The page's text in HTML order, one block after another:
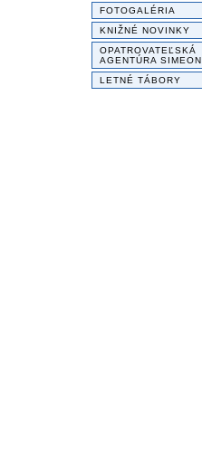
FOTOGALÉRIA
KNIŽNÉ NOVINKY
OPATROVATEĽSKÁ
AGENTÚRA SIMEON
LETNÉ TÁBORY